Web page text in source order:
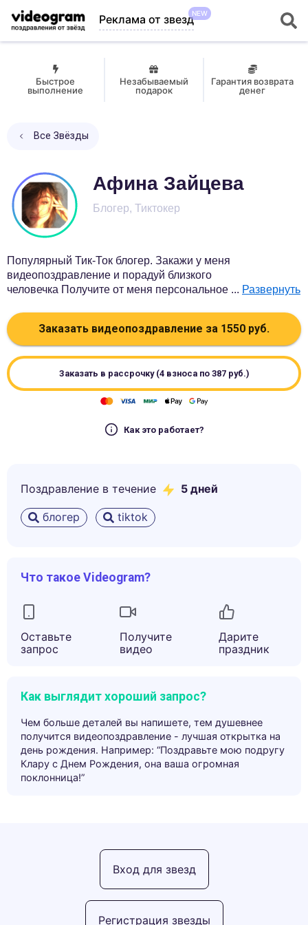
Реклама от звездNEW
Быстрое
выполнение
Незабываемый
подарок
Гарантия возврата
денег
Все Звёзды
Афина Зайцева
Блогер, Тиктокер
Популярный Тик-Ток блогер. Закажи у меня
видеопоздравление и порадуй близкого
человечка Получите от меня персональное ... Развернуть
Заказать видеопоздравление за 1550 руб.
Заказать в рассрочку (4 взноса по 387руб.)
Как это работает?
Поздравление в течение 5 дней
блогер tiktok
Что такое Videogram?
Оставьте
запрос
Получите
видео
Дарите
праздник
Как выглядит хороший запрос?
Чем больше деталей вы напишете, тем душевнее
получится видеопоздравление - лучшая открытка на
день рождения. Например: “Поздравьте мою подругу
Клару с Днем Рождения, она ваша огромная
поклонница!”
Регистрация звезды
Вход для звезд